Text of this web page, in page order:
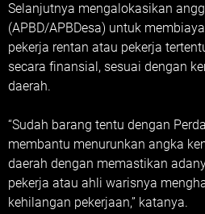
Selanjutnya mengalokasikan
(APBD/APBDesa) untuk
pekerja rentan atau pekerja
secara finansial, sesuai dengan
daerah.
“Sudah barang tentu dengan
membantu menurunkan angka
daerah dengan memastikan
pekerja atau ahli warisnya
kehilangan pekerjaan,” katanya.